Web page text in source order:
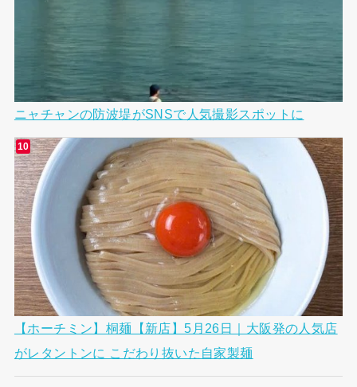
ニャチャンの防波堤がSNSで人気撮影スポットに
【ホーチミン】桐麺【新店】5月26日｜大阪発の人気店
がレタントンに こだわり抜いた自家製麺